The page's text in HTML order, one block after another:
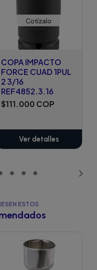
Cotízalo
COPA IMPACTO
FORCE CUAD 1PUL
2 3/16
REF4852.3.16
$111.000 COP
Ver detalles
ESTOS